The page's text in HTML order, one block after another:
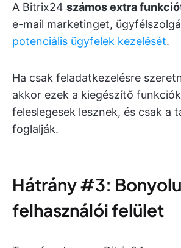
A Bitrix24 számos extra
e-mail marketinget,
potenciális ügyfelek kezelését.
Ha csak feladatkezelésre
akkor ezek a kiegészítő
feleslegesek lesznek, és csak a
foglalják.
Hátrány #3:
felhasználói felület